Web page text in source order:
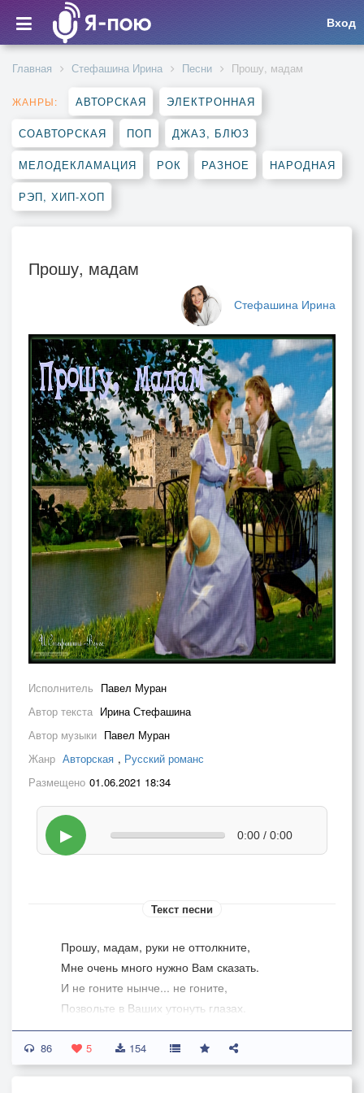
Вход
Главная Стефашина Ирина Песни Прошу, мадам
ЖАНРЫ: АВТОРСКАЯ ЭЛЕКТРОННАЯ
СОАВТОРСКАЯ ПОП ДЖАЗ, БЛЮЗ
МЕЛОДЕКЛАМАЦИЯ РОК РАЗНОЕ НАРОДНАЯ
РЭП, ХИП-ХОП
Прошу, мадам
Стефашина Ирина
Исполнитель Павел Муран
Автор текста Ирина Стефашина
Автор музыки Павел Муран
Жанр Авторская , Русский романс
Размещено 01.06.2021 18:34
▶ 0:00 / 0:00
Текст песни
Прошу, мадам, руки не оттолкните,
Мне очень много нужно Вам сказать.
И не гоните нынче... не гоните,
Позвольте в Ваших утонуть глазах.
Мадам, не уходите горделиво,
Осмелюсь обещать, хоть и смущён,
86 5 154